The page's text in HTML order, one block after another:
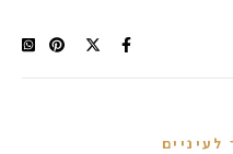
לעיניים